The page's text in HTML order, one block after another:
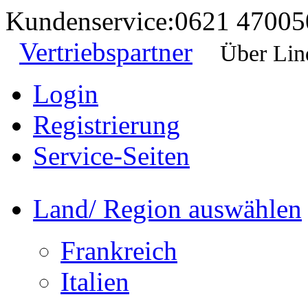
Kundenservice:0621
Vertriebspartner
Über
Login
Registrierung
Service-Seiten
Land/ Region auswählen
Frankreich
Italien